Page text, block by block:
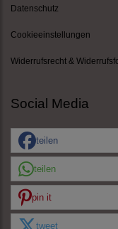
Datenschutz
Cookieeinstellungen
Widerrufsrecht &
Social Media
teilen
teilen
pin it
tweet